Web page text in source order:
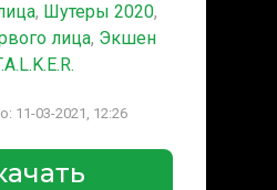
, Шутеры 2020,
лица, Экшен
11-03-2021, 12:26